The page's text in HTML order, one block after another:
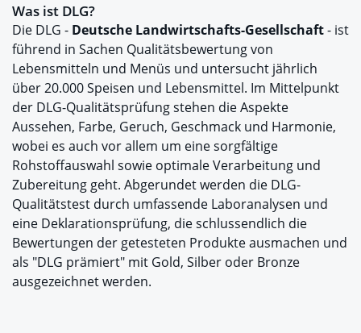
Was ist DLG?
Die DLG - Deutsche Landwirtschafts-Gesellschaft- ist
führend in Sachen Qualitätsbewertung von
Lebensmitteln und Menüs und untersucht jährlich
über 20.000 Speisen und Lebensmittel. Im Mittelpunkt
der DLG-Qualitätsprüfung stehen die Aspekte
Aussehen, Farbe, Geruch, Geschmack und Harmonie,
wobei es auch vor allem um eine sorgfältige
Rohstoffauswahl sowie optimale Verarbeitung und
Zubereitung geht. Abgerundet werden die DLG-
Qualitätstest durch umfassende Laboranalysen und
eine Deklarationsprüfung, die schlussendlich die
Bewertungen der getesteten Produkte ausmachen und
als "DLG prämiert" mit Gold, Silber oder Bronze
ausgezeichnet werden.